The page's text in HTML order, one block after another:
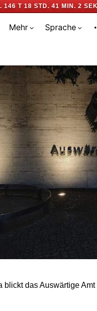
146 T 18 STD. 41 MIN. 1
Mehr Sprache
das Auswärtige